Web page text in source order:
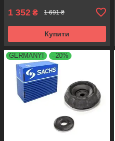
1 352 ₴ 1 691 ₴
Купити
GERMANY! –20%